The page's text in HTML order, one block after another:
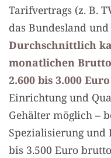
Tarifvertrags (z. B.
das Bundesland
Durchschnittlich
monatlichen
2.600 bis 3.000
Einrichtung und
Gehälter möglich –
Spezialisierung und
bis 3.500 Euro